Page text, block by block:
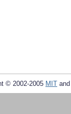
© 2002-2005 MIT